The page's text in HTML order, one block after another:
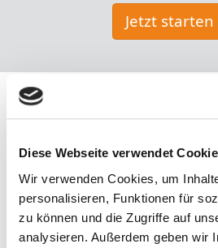
Diese Webseite verwendet
Wir verwenden Cookies, um
personalisieren, Funktionen für
zu können und die Zugriffe auf
analysieren. Außerdem geben wir
Jetzt starten